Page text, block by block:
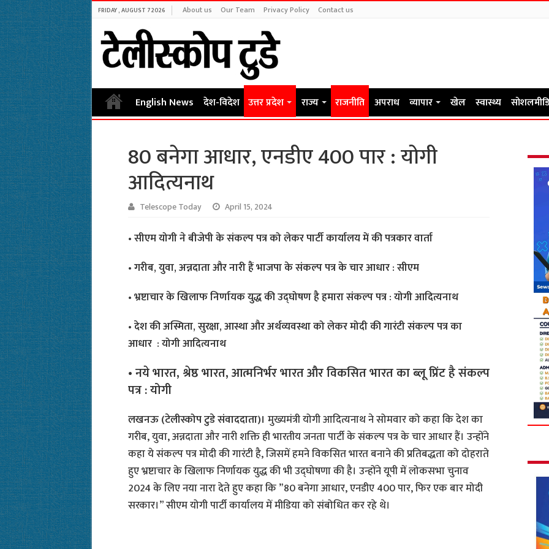
FRIDAY , AUGUST 7 2026 About us Our Team Privacy Policy Contact us
English News देश-विदेश उत्तर प्रदेश राज्य राजनीति अपराध व्यापार खेल स्वास्थ्य
80 बनेगा आधार, एनडीए 400 पार : योगी
आदित्यनाथ
Telescope Today April 15, 2024
• सीएम योगी ने बीजेपी के संकल्प पत्र को लेकर पार्टी कार्यालय में की पत्रकार वार्ता
• गरीब, युवा, अन्नदाता और नारी हैं भाजपा के संकल्प पत्र के चार आधार : सीएम
• भ्रष्टाचार के खिलाफ निर्णायक युद्ध की उद्घोषण है हमारा संकल्प पत्र : योगी आदित्यनाथ
• देश की अस्मिता, सुरक्षा, आस्था और अर्थव्यवस्था को लेकर मोदी की गारंटी संकल्प पत्र का
आधार : योगी आदित्यनाथ
• नये भारत, श्रेष्ठ भारत, आत्मनिर्भर भारत और विकसित भारत का ब्लू प्रिंट है संकल्प
पत्र : योगी
लखनऊ (टेलीस्कोप टुडे संवाददाता)। मुख्यमंत्री योगी आदित्यनाथ ने सोमवार को कहा कि देश का
गरीब, युवा, अन्नदाता और नारी शक्ति ही भारतीय जनता पार्टी के संकल्प पत्र के चार आधार हैं। उन्होंने
कहा ये संकल्प पत्र मोदी की गारंटी है, जिसमें हमने विकसित भारत बनाने की प्रतिबद्धता को दोहराते
हुए भ्रष्टाचार के खिलाफ निर्णायक युद्ध की भी उद्घोषणा की है। उन्होंने यूपी में लोकसभा चुनाव
2024 के लिए नया नारा देते हुए कहा कि ”80 बनेगा आधार, एनडीए 400 पार, फिर एक बार मोदी
सरकार।” सीएम योगी पार्टी कार्यालय में मीडिया को संबोधित कर रहे थे।